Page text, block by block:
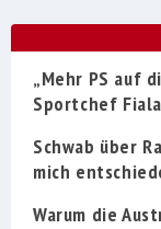
„Mehr PS auf
Sportchef
Schwab über
mich
Warum die